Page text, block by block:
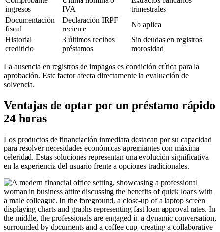
ingresos
IVA
trimestrales
Documentación
fiscal
Declaración IRPF
reciente
No aplica
Historial
crediticio
3 últimos recibos
préstamos
Sin deudas en registros
morosidad
La ausencia en registros de impagos es condición crítica para la
aprobación. Este factor afecta directamente la evaluación de
solvencia.
Ventajas de optar por un préstamo rápido
24 horas
Los productos de financiación inmediata destacan por su capacidad
para resolver necesidades económicas apremiantes con máxima
celeridad. Estas soluciones representan una evolución significativa
en la experiencia del usuario frente a opciones tradicionales.